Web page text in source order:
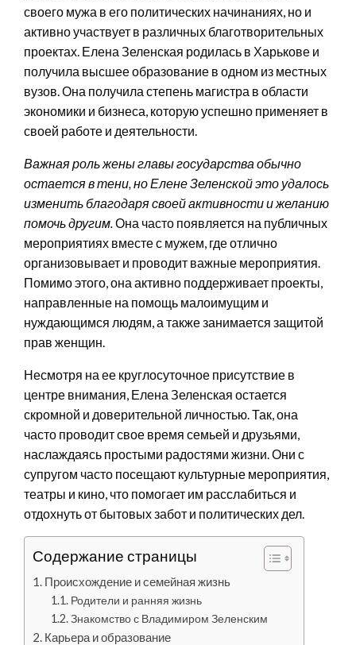
своего мужа в его политических начинаниях, но и
активно участвует в различных благотворительных
проектах. Елена Зеленская родилась в Харькове и
получила высшее образование в одном из местных
вузов. Она получила степень магистра в области
экономики и бизнеса, которую успешно применяет в
своей работе и деятельности.
Важная роль жены главы государства обычно
остается в тени, но Елене Зеленской это удалось
изменить благодаря своей активности и желанию
помочь другим.Она часто появляется на публичных
мероприятиях вместе с мужем, где отлично
организовывает и проводит важные мероприятия.
Помимо этого, она активно поддерживает проекты,
направленные на помощь малоимущим и
нуждающимся людям, а также занимается защитой
прав женщин.
Несмотря на ее круглосуточное присутствие в
центре внимания, Елена Зеленская остается
скромной и доверительной личностью. Так, она
часто проводит свое время семьей и друзьями,
наслаждаясь простыми радостями жизни. Они с
супругом часто посещают культурные мероприятия,
театры и кино, что помогает им расслабиться и
отдохнуть от бытовых забот и политических дел.
Содержание страницы
Происхождение и семейная жизнь
Родители и ранняя жизнь
Знакомство с Владимиром Зеленским
Карьера и образование